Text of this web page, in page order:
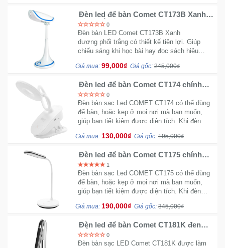
Đèn led để bàn Comet CT173B Xanh
phối trắng chính hãng
0
Đèn bàn LED Comet CT173B Xanh
dương phối trắng có thiết kế tiện lợi. Giúp
chiếu sáng khi học bài hay đọc sách hiệu
điều hướng lên xuống dễ dàng, lên đến 180 độ
Giá mua: 99,000₫ Giá gốc: 245,000₫
Đèn led để bàn Comet CT174 chính
hãng công suất 3W uống cong
0
Đèn bàn sạc Led COMET CT174 có thể dùng
để bàn, hoặc kẹp ở mọi nơi mà bạn muốn,
giúp bạn tiết kiệm được diện tích. Khi đèn
màu Đỏ sang màu Xanh
Giá mua: 130,000₫ Giá gốc: 195,000₫
Đèn led để bàn Comet CT175 chính
hãng công suất 5W
1
Đèn bàn sạc Led COMET CT175 có thể dùng
để bàn, hoặc kẹp ở mọi nơi mà bạn muốn,
giúp bạn tiết kiệm được diện tích. Khi đèn
màu Đỏ sang màu Xanh.
Giá mua: 190,000₫ Giá gốc: 345,000₫
Đèn led để bàn Comet CT181K đen
trắng công suất 5W chính hãng
0
Đèn bàn sạc LED Comet CT181K được làm